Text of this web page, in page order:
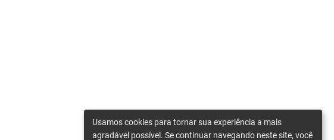
Usamos cookies para tornar sua experiência a mais
agradável possível. Se continuar navegando neste site, você